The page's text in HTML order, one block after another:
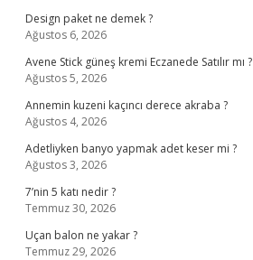
Design paket ne demek ?
Ağustos 6, 2026
Avene Stick güneş kremi Eczanede Satılır mı ?
Ağustos 5, 2026
Annemin kuzeni kaçıncı derece akraba ?
Ağustos 4, 2026
Adetliyken banyo yapmak adet keser mi ?
Ağustos 3, 2026
7’nin 5 katı nedir ?
Temmuz 30, 2026
Uçan balon ne yakar ?
Temmuz 29, 2026